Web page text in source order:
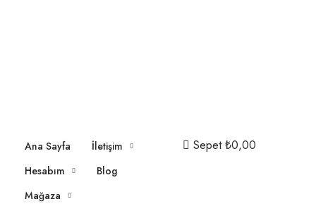
Ana Sayfa
İletişim
Hesabım
Blog
Mağaza
Sepet ₺0,00